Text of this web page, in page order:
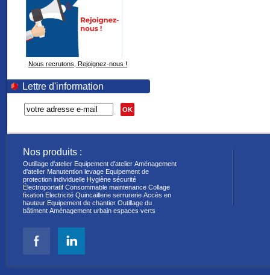
Nous recrutons, Rejoignez-nous !
Lettre d'information
OK
Nos produits :
Outillage d'atelier Equipement d'atelier Aménagement
d'atelier Manutention levage Equipement de
protection individuelle Hygiène sécurité
Électroportatif Consommable maintenance Collage
fixation Electricité Quincaillerie serrurerie Accès en
hauteur Equipement de chantier Outillage du
bâtiment Aménagement urbain espaces verts